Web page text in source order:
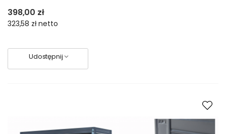
398,00 zł
323,58 złnetto
Udostępnij